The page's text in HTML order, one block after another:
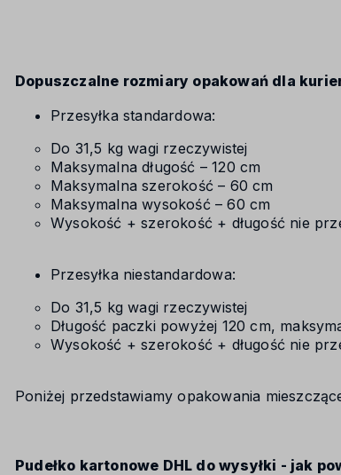
Dopuszczalne rozmiary opakowań dla
Przesyłka standardowa:
Do 31,5 kg wagi rzeczywistej
Maksymalna długość – 120 cm
Maksymalna szerokość – 60 cm
Maksymalna wysokość – 60 cm
Wysokość + szerokość + długość nie
Przesyłka niestandardowa:
Do 31,5 kg wagi rzeczywistej
Długość paczki powyżej 120 cm,
Wysokość + szerokość + długość nie
Poniżej przedstawiamy opakowania
Pudełko kartonowe DHL do wysyłki - jak